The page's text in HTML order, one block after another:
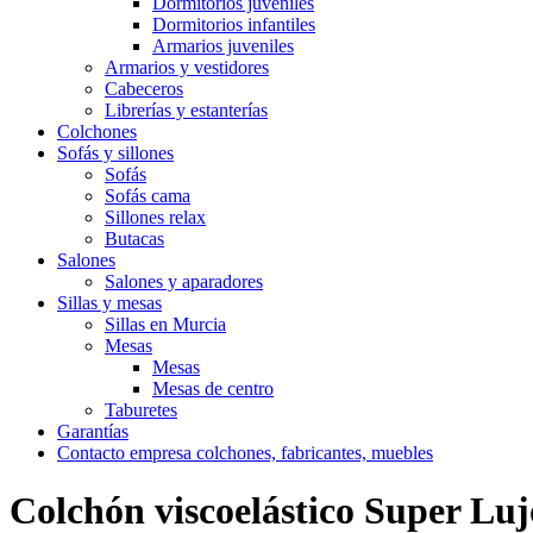
Dormitorios infantiles
Armarios juveniles
Armarios y vestidores
Cabeceros
Librerías y estanterías
Colchones
Sofás y sillones
Sofás
Sofás cama
Sillones relax
Butacas
Salones
Salones y aparadores
Sillas y mesas
Sillas en Murcia
Mesas
Mesas
Mesas de centro
Taburetes
Garantías
Contacto empresa colchones, fabricantes, muebles
Colchón viscoelástico Super